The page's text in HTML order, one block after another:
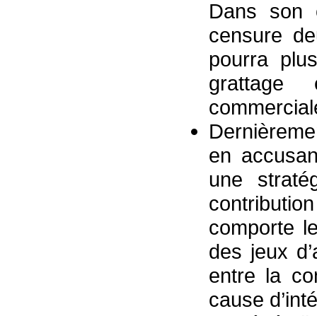
Dans son
censure
pourra
grattage
en
une
comporte
des jeux
entre la
cause